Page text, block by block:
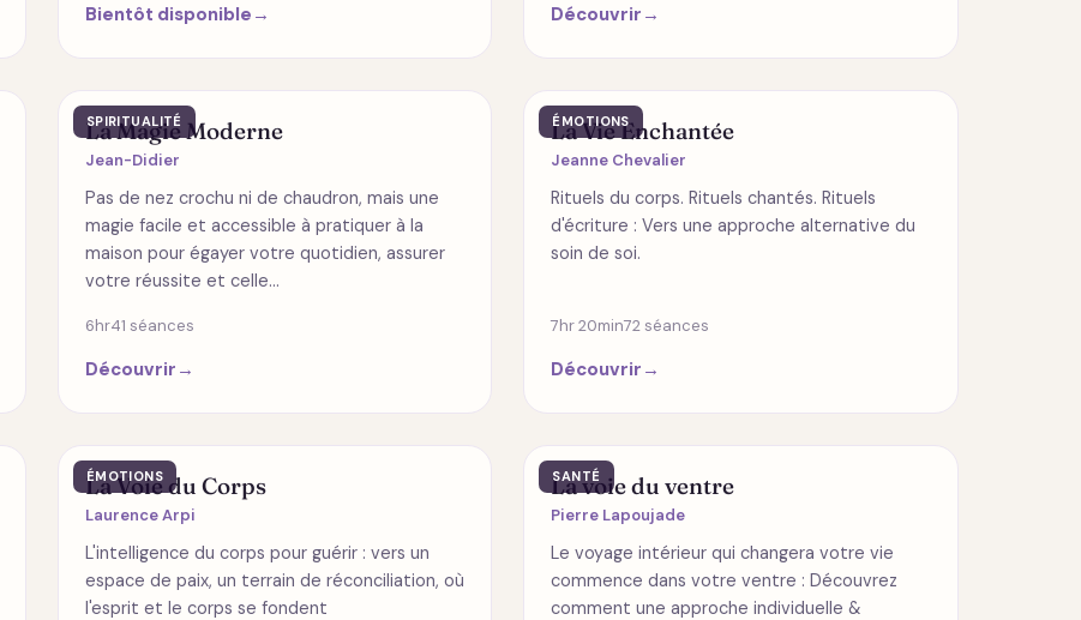
Bientôt disponible → Découvrir →
SPIRITUALITÉ
La Magie Moderne
Jean-Didier
Pas de nez crochu ni de chaudron, mais une
magie facile et accessible à pratiquer à la
maison pour égayer votre quotidien, assurer
votre réussite et celle…
6hr41 séances
Découvrir →
ÉMOTIONS
La Vie Enchantée
Jeanne Chevalier
Rituels du corps. Rituels chantés. Rituels
d'écriture : Vers une approche alternative du
soin de soi.
7hr 20min72 séances
Découvrir →
ÉMOTIONS
La Voie du Corps
Laurence Arpi
L'intelligence du corps pour guérir : vers un
espace de paix, un terrain de réconciliation, où
l'esprit et le corps se fondent
SANTÉ
La voie du ventre
Pierre Lapoujade
Le voyage intérieur qui changera votre vie
commence dans votre ventre : Découvrez
comment une approche individuelle &